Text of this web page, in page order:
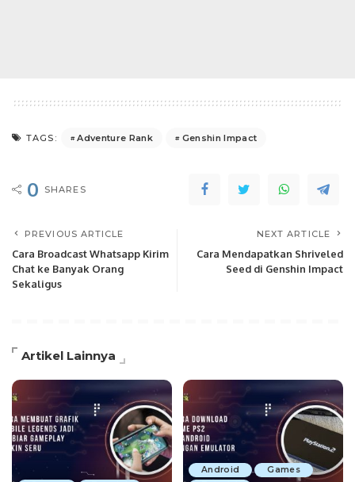
TAGS: Adventure Rank Genshin Impact
0 SHARES
PREVIOUS ARTICLE
Cara Broadcast Whatsapp Kirim
Chat ke Banyak Orang
Sekaligus
NEXT ARTICLE
Cara Mendapatkan Shriveled
Seed di Genshin Impact
Artikel Lainnya
Android
Games